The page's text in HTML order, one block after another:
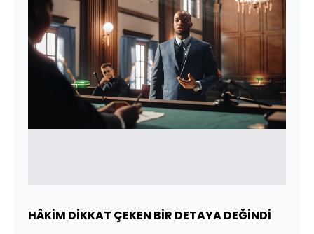
HÂKİM DİKKAT ÇEKEN BİR DETAYA DEĞİNDİ